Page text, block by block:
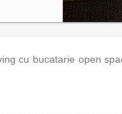
cu bucatarie open